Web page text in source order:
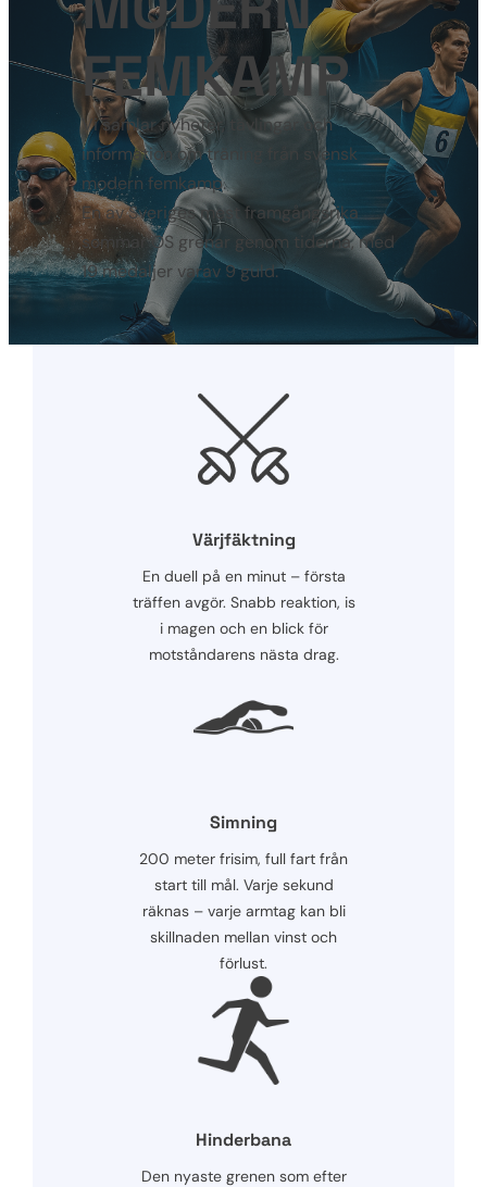
FEMKAMP
Vi samlar nyheter, tävlingar och
information om träning från svensk
modern femkamp.
En av Sveriges mest framgångsrika
sommar OS grenar genom tiderna, med
19 medaljer varav 9 guld.
Värjfäktning
En duell på en minut – första
träffen avgör. Snabb reaktion, is
i magen och en blick för
motståndarens nästa drag.
Simning
200 meter frisim, full fart från
start till mål. Varje sekund
räknas – varje armtag kan bli
skillnaden mellan vinst och
förlust.
Hinderbana
Den nyaste grenen som efter